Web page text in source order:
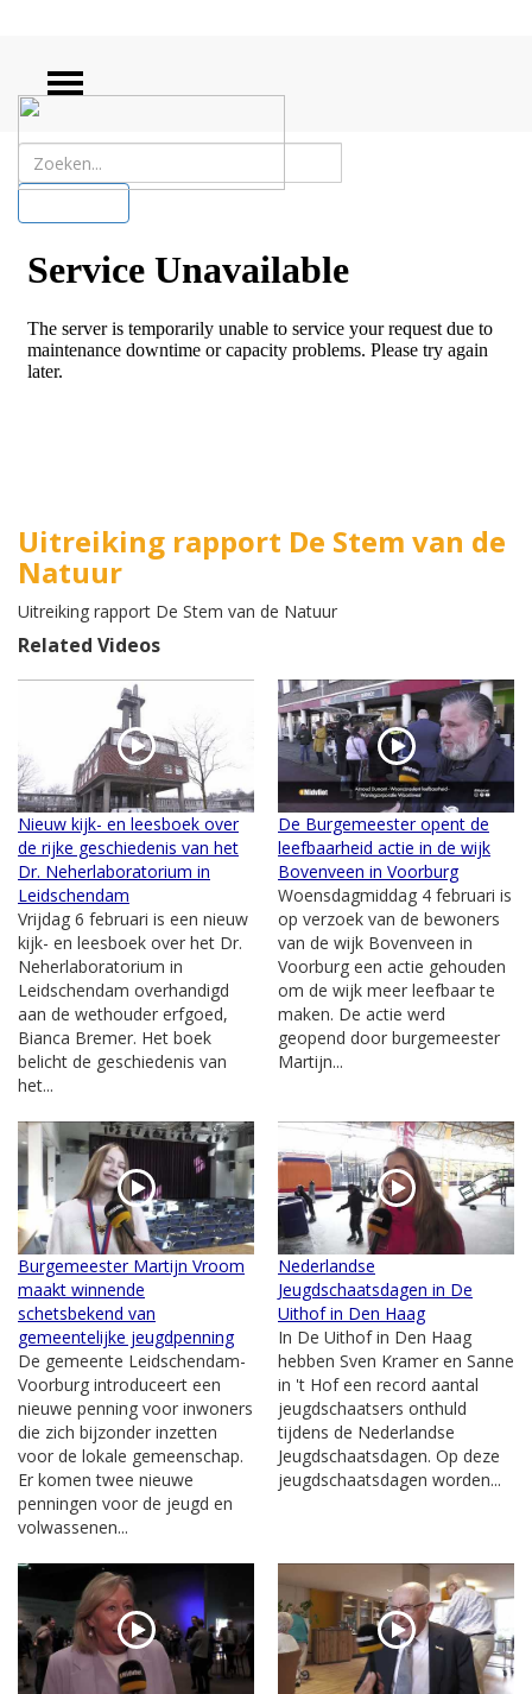
Uitreiking rapport De Stem van de
Natuur
Uitreiking rapport De Stem van de Natuur
Related Videos
Nieuw kijk- en leesboek over
de rijke geschiedenis van het
Dr. Neherlaboratorium in
Leidschendam
Vrijdag 6 februari is een nieuw
kijk- en leesboek over het Dr.
Neherlaboratorium in
Leidschendam overhandigd
aan de wethouder erfgoed,
Bianca Bremer. Het boek
belicht de geschiedenis van
het...
De Burgemeester opent de
leefbaarheid actie in de wijk
Bovenveen in Voorburg
Woensdagmiddag 4 februari is
op verzoek van de bewoners
van de wijk Bovenveen in
Voorburg een actie gehouden
om de wijk meer leefbaar te
maken. De actie werd
geopend door burgemeester
Martijn...
Burgemeester Martijn Vroom
maakt winnende
schetsbekend van
gemeentelijke jeugdpenning
De gemeente Leidschendam-
Voorburg introduceert een
nieuwe penning voor inwoners
die zich bijzonder inzetten
voor de lokale gemeenschap.
Er komen twee nieuwe
penningen voor de jeugd en
volwassenen...
Nederlandse
Jeugdschaatsdagen in De
Uithof in Den Haag
In De Uithof in Den Haag
hebben Sven Kramer en Sanne
in 't Hof een record aantal
jeugdschaatsers onthuld
tijdens de Nederlandse
Jeugdschaatsdagen. Op deze
jeugdschaatsdagen worden...